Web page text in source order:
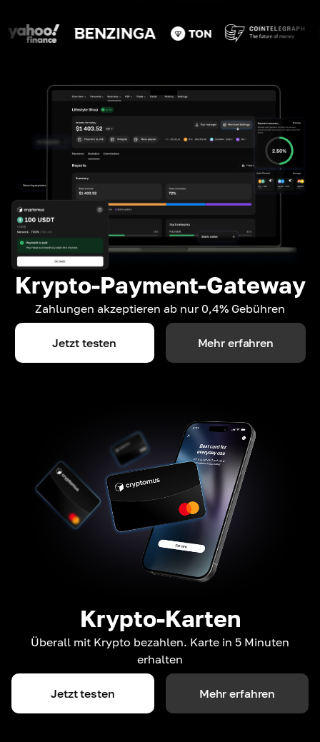
Krypto-Payment-Gateway
Zahlungen akzeptieren ab nur 0,4% Gebühren
Jetzt testen Mehr erfahren
Krypto-Karten
Überall mit Krypto bezahlen. Karte in 5 Minuten
erhalten
Jetzt testen Mehr erfahren